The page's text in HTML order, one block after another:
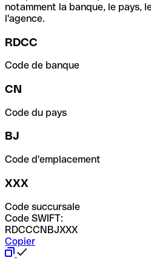
notamment la banque, le pays,
l'agence.
RDCC
Code de banque
CN
Code du pays
BJ
Code d'emplacement
XXX
Code succursale
Code SWIFT:
RDCCCNBJXXX
Copier